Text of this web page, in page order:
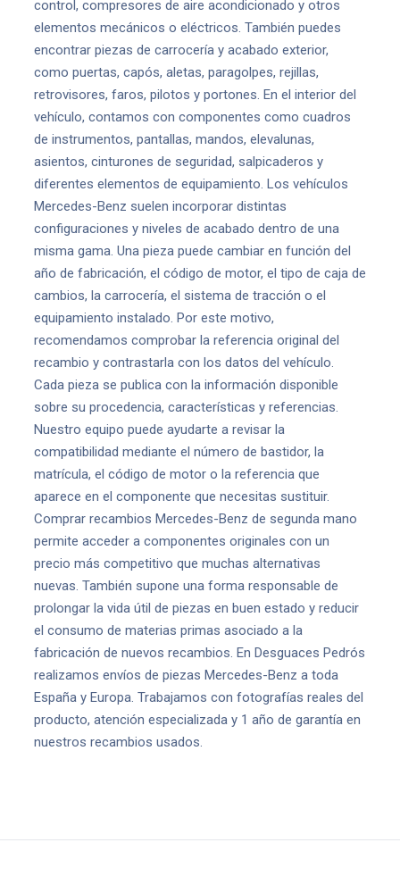
control, compresores de aire acondicionado y otros
elementos mecánicos o eléctricos. También puedes
encontrar piezas de carrocería y acabado exterior,
como puertas, capós, aletas, paragolpes, rejillas,
retrovisores, faros, pilotos y portones. En el interior del
vehículo, contamos con componentes como cuadros
de instrumentos, pantallas, mandos, elevalunas,
asientos, cinturones de seguridad, salpicaderos y
diferentes elementos de equipamiento. Los vehículos
Mercedes-Benz suelen incorporar distintas
configuraciones y niveles de acabado dentro de una
misma gama. Una pieza puede cambiar en función del
año de fabricación, el código de motor, el tipo de caja de
cambios, la carrocería, el sistema de tracción o el
equipamiento instalado. Por este motivo,
recomendamos comprobar la referencia original del
recambio y contrastarla con los datos del vehículo.
Cada pieza se publica con la información disponible
sobre su procedencia, características y referencias.
Nuestro equipo puede ayudarte a revisar la
compatibilidad mediante el número de bastidor, la
matrícula, el código de motor o la referencia que
aparece en el componente que necesitas sustituir.
Comprar recambios Mercedes-Benz de segunda mano
permite acceder a componentes originales con un
precio más competitivo que muchas alternativas
nuevas. También supone una forma responsable de
prolongar la vida útil de piezas en buen estado y reducir
el consumo de materias primas asociado a la
fabricación de nuevos recambios. En Desguaces Pedrós
realizamos envíos de piezas Mercedes-Benz a toda
España y Europa. Trabajamos con fotografías reales del
producto, atención especializada y 1 año de garantía en
nuestros recambios usados.